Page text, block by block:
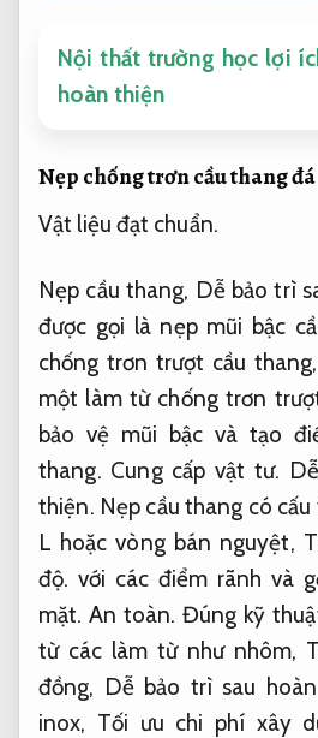
Nội thất trường học lợi
hoàn thiện
Nẹp chống trơn cầu thang đá
Vật liệu đạt chuẩn.
Nẹp cầu thang, Dễ bảo trì
được gọi là nẹp mũi bậc
chống trơn trượt cầu thang,
một làm từ chống trơn
bảo vệ mũi bậc và tạo
thang. Cung cấp vật tư.
thiện. Nẹp cầu thang có
L hoặc vòng bán nguyệt,
độ. với các điểm rãnh và
mặt.An toàn. Đúng kỹ
từ các làm từ như nhôm,
đồng, Dễ bảo trì sau
inox, Tối ưu chi phí xây